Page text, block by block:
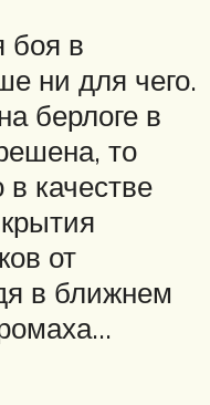
боя в
ни для чего.
берлоге в
то
в качестве
от
в ближнем